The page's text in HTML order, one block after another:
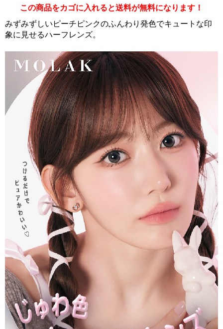
この商品をカゴに入れると送料が無料になります！
みずみずしいピーチピンクのふんわり発色でキュートな印
象に見せるハーフレンズ。